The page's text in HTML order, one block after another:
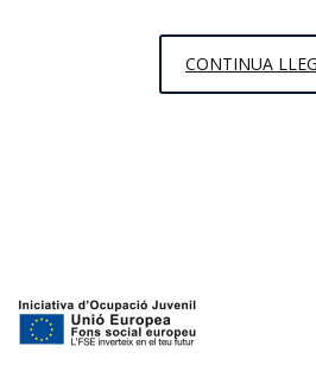
CONTINUA